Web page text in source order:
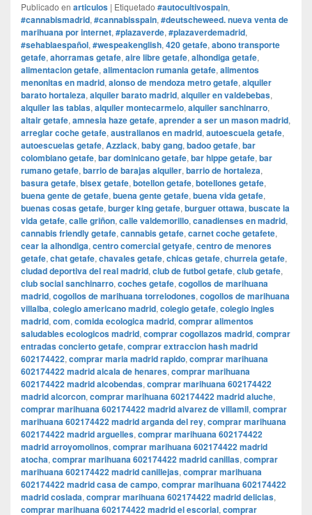
Publicado en articulos | Etiquetado #autocultivospain,
#cannabismadrid, #cannabisspain, #deutscheweed. nueva venta de
marihuana por internet, #plazaverde, #plazaverdemadrid,
#sehablaespañol, #wespeakenglish, 420 getafe, abono transporte
getafe, ahorramas getafe, aire libre getafe, alhondiga getafe,
alimentacion getafe, alimentacion rumania getafe, alimentos
menonitas en madrid, alonso de mendoza metro getafe, alquiler
barato hortaleza, alquiler barato madrid, alquiler en valdebebas,
alquiler las tablas, alquiler montecarmelo, alquiler sanchinarro,
altair getafe, amnesia haze getafe, aprender a ser un mason madrid,
arreglar coche getafe, australianos en madrid, autoescuela getafe,
autoescuelas getafe, Azzlack, baby gang, badoo getafe, bar
colombiano getafe, bar dominicano getafe, bar hippe getafe, bar
rumano getafe, barrio de barajas alquiler, barrio de hortaleza,
basura getafe, bisex getafe, botellon getafe, botellones getafe,
buena gente de getafe, buena gente getafe, buena vida getafe,
buenas cosas getafe, burger king getafe, burguer ottawa, buscate la
vida getafe, calle griñon, calle valdemorillo, canadienses en madrid,
cannabis friendly getafe, cannabis getafe, carnet coche getafete,
cear la alhondiga, centro comercial getyafe, centro de menores
getafe, chat getafe, chavales getafe, chicas getafe, churreia getafe,
ciudad deportiva del real madrid, club de futbol getafe, club getafe,
club social sanchinarro, coches getafe, cogollos de marihuana
madrid, cogollos de marihuana torrelodones, cogollos de marihuana
villalba, colegio americano madrid, colegio getafe, colegio ingles
madrid, com, comida ecologica madrid, comprar alimentos
saludables ecologicos madrid, comprar cogollazos madrid, comprar
entradas concierto getafe, comprar extraccion hash madrid
602174422, comprar maria madrid rapido, comprar marihuana
602174422 madrid alcala de henares, comprar marihuana
602174422 madrid alcobendas, comprar marihuana 602174422
madrid alcorcon, comprar marihuana 602174422 madrid aluche,
comprar marihuana 602174422 madrid alvarez de villamil, comprar
marihuana 602174422 madrid arganda del rey, comprar marihuana
602174422 madrid arguelles, comprar marihuana 602174422
madrid arroyomolinos, comprar marihuana 602174422 madrid
atocha, comprar marihuana 602174422 madrid canillas, comprar
marihuana 602174422 madrid canillejas, comprar marihuana
602174422 madrid casa de campo, comprar marihuana 602174422
madrid coslada, comprar marihuana 602174422 madrid delicias,
comprar marihuana 602174422 madrid el escorial, comprar